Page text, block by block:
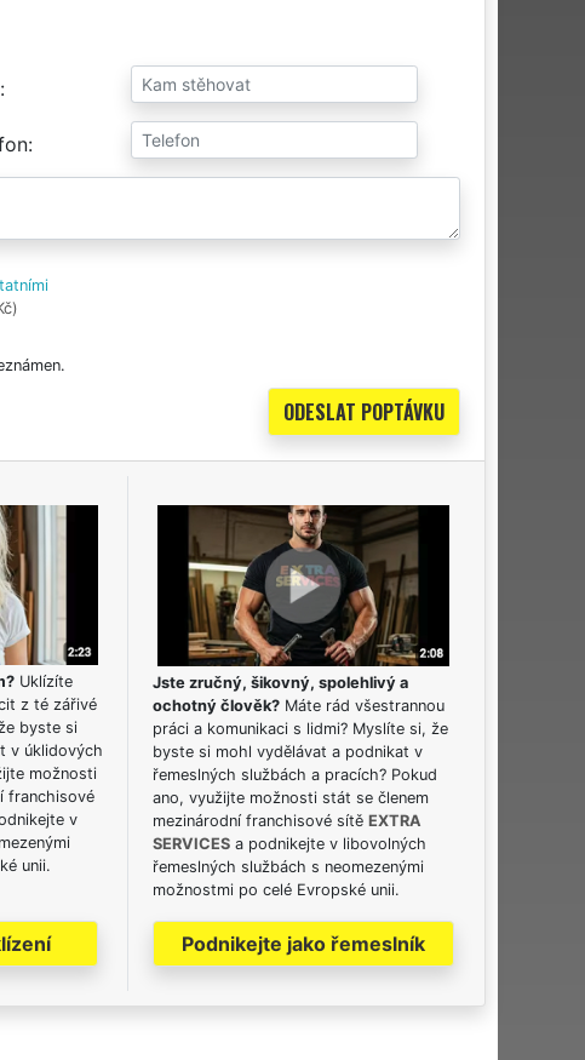
Uklízíte
z té zářivé
byste si
v úklidových
možnosti
franchisové
v
unii.
Jste zručný, šikovný, spolehlivý a
ochotný člověk? Máte rád všestrannou
práci a komunikaci s lidmi? Myslíte si, že
byste si mohl vydělávat a podnikat v
řemeslných službách a pracích? Pokud
ano, využijte možnosti stát se členem
mezinárodní franchisové sítě EXTRA
SERVICES a podnikejte v libovolných
řemeslných službách s neomezenými
možnostmi po celé Evropské unii.
Podnikejte jako řemeslník